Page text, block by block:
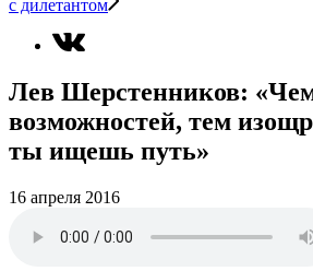
с дилетантом
Лев Шерстенников:
возможностей, тем
ты ищешь путь»
16 апреля 2016